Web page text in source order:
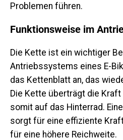
Problemen führen.
Funktionsweise im
Die Kette ist ein wichtiger
Antriebssystems eines E-
das Kettenblatt an, das
Die Kette überträgt die Kraft
somit auf das Hinterrad.
sorgt für eine effiziente
für eine höhere Reichweite.